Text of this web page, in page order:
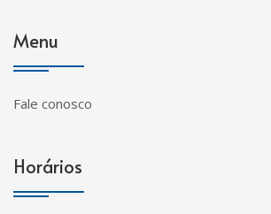
Menu
Fale conosco
Horários